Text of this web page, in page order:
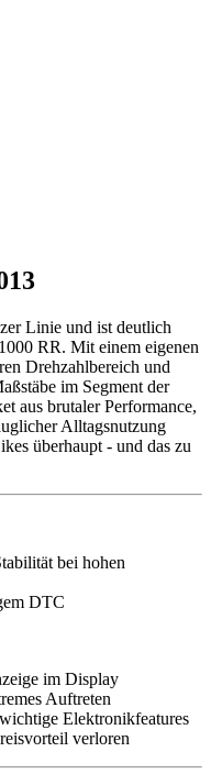
Linie und ist deutlich
RR. Mit einem eigenen
Drehzahlbereich und
im Segment der
aus brutaler Performance,
Alltagsnutzung
überhaupt - und das zu
bei hohen
DTC
im Display
Auftreten
Elektronikfeatures
verloren